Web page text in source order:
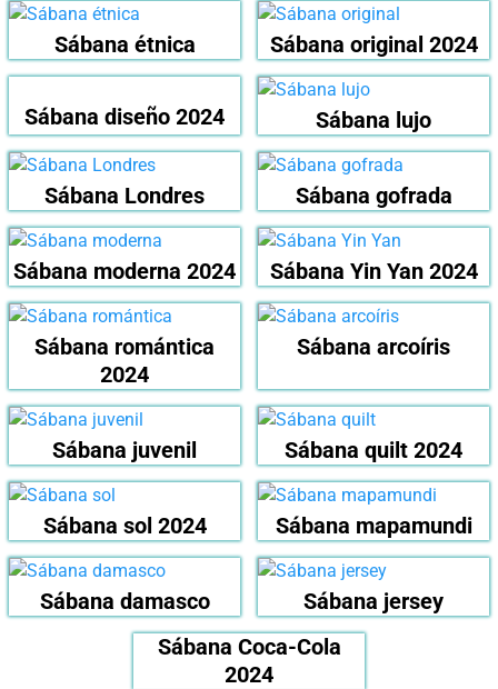
Sábana étnica Sábana original 2024
Sábana diseño 2024 Sábana lujo
Sábana Londres Sábana gofrada
Sábana moderna 2024 Sábana Yin Yan 2024
Sábana romántica
2024
Sábana arcoíris
Sábana juvenil Sábana quilt 2024
Sábana sol 2024 Sábana mapamundi
Sábana damasco
Sábana jersey
Sábana Coca-Cola
2024